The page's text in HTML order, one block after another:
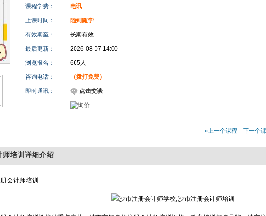
课程学费： 电讯
上课时间： 随到随学
有效期至： 长期有效
最后更新： 2026-08-07 14:00
浏览报名： 665人
咨询电话： （拨打免费）
即时通讯： 点击交谈
«上一个课程 下一个
师培训详细介绍
会计师培训